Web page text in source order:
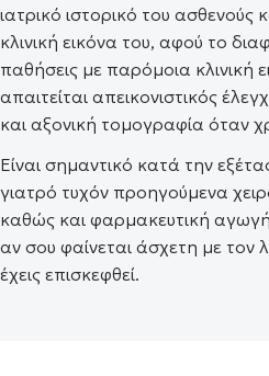
ιατρικό ιστορικό του ασθενούς
κλινική εικόνα του, αφού το
παθήσεις με παρόμοια κλινική
απαιτείται απεικονιστικός
και αξονική τομογραφία όταν
Είναι σημαντικό κατά την
γιατρό τυχόν προηγούμενα
καθώς και φαρμακευτική
αν σου φαίνεται άσχετη με τον
έχεις επισκεφθεί.